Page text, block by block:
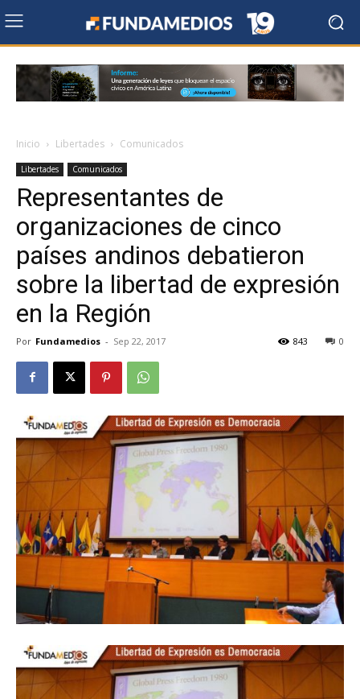
Inicio Libertades Comunicados
Libertades Comunicados
Representantes de
organizaciones de cinco
países andinos debatieron
sobre la libertad de expresión
en la Región
Por Fundamedios - Sep 22, 2017 0
843